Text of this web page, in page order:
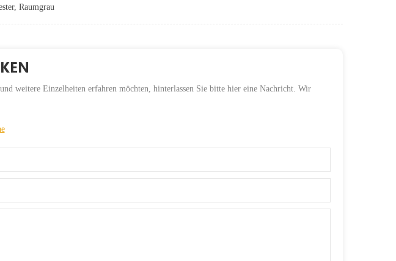
Raumgrau
weitere Einzelheiten erfahren möchten, hinterlassen Sie bitte hier eine Nachricht. Wir